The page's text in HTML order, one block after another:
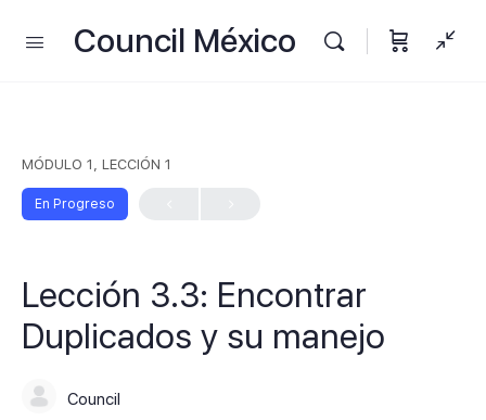
Council México
MÓDULO 1, LECCIÓN 1
En Progreso
Lección 3.3: Encontrar
Duplicados y su manejo
Council